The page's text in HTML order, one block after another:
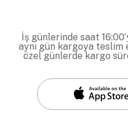
İş günlerinde saat
aynı gün kargoya teslim
özel günlerde kargo